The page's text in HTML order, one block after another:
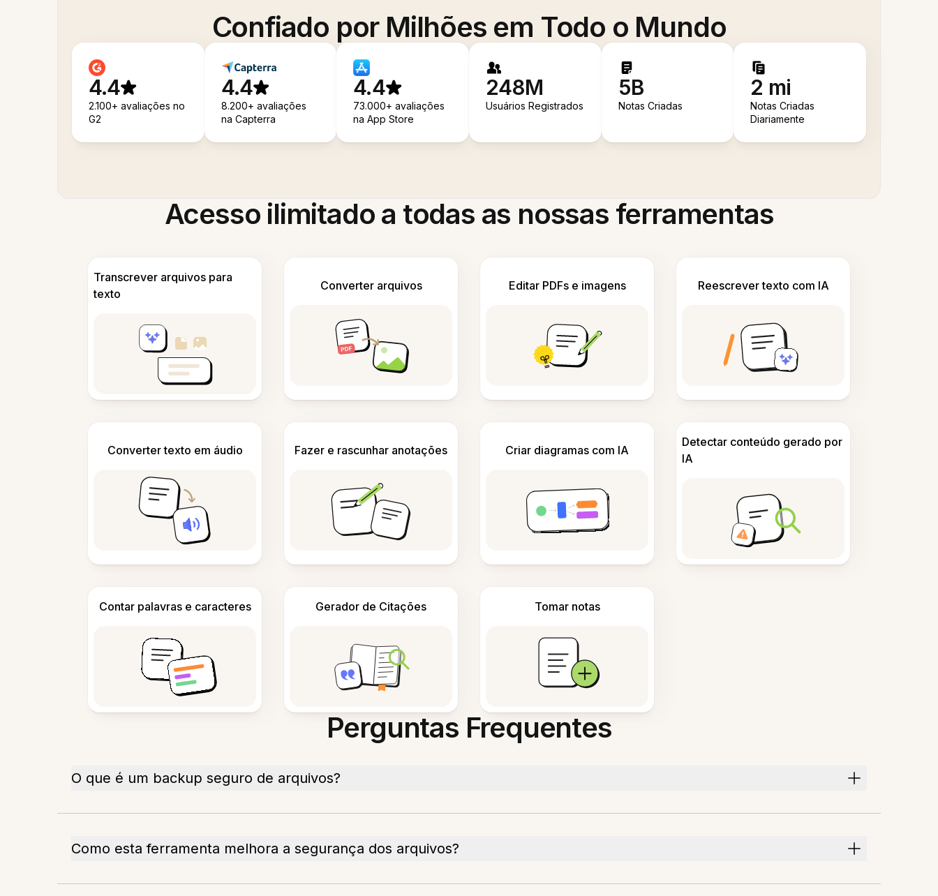
Confiado por Milhões em Todo o Mundo
4.4
2.100+ avaliações no
G2
4.4
8.200+ avaliações
na Capterra
4.4
73.000+ avaliações
na App Store
248M
Usuários Registrados
5B
Notas Criadas
2 mi
Notas Criadas
Diariamente
Acesso ilimitado a todas as nossas ferramentas
Transcrever arquivos para
texto
Converter arquivos Editar PDFs e imagens Reescrever texto com IA
Converter texto em áudio Fazer e rascunhar anotações Criar diagramas com IA
Detectar conteúdo gerado por
IA
Contar palavras e caracteres Gerador de Citações Tomar notas
Perguntas Frequentes
O que é um backup seguro de arquivos?
Como esta ferramenta melhora a segurança dos arquivos?